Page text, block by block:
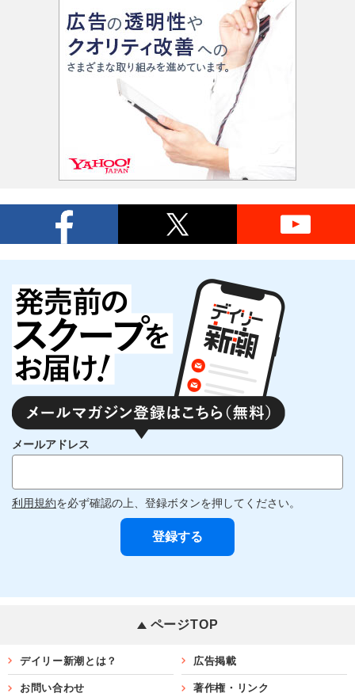
メールアドレス
利用規約を必ず確認の上、登録ボタンを押してください。
ページTOP
デイリー新潮とは？ 広告掲載
お問い合わせ 著作権・リンク